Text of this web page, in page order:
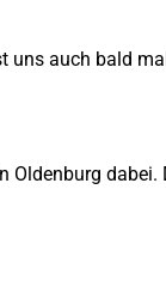
uns auch bald